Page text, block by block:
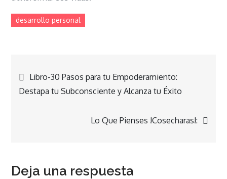
desarrollo personal
Navegación
de
entradas
Libro-30 Pasos para tu Empoderamiento:
Destapa tu Subconsciente y Alcanza tu Éxito
Lo Que Pienses !Cosecharas!:
Deja una respuesta